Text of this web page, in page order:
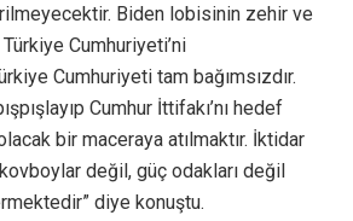
Biden lobisinin zehir ve
Cumhuriyeti’ni
Cumhuriyeti tam bağımsızdır.
Cumhur İttifakı’nı hedef
bir maceraya atılmaktır. İktidar
değil, güç odakları değil
diye konuştu.